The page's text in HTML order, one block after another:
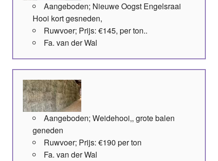
Aangeboden; Nieuwe Oogst Engelsraai
Hooi kort gesneden,
Ruwvoer; Prijs: €145, per ton..
Fa. van der Wal
Aangeboden; Weidehooi,, grote balen
geneden
Ruwvoer; Prijs: €190 per ton
Fa. van der Wal